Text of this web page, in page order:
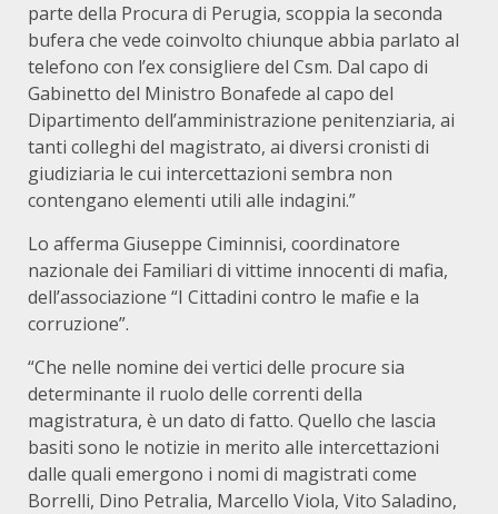
parte della Procura di Perugia, scoppia la seconda
bufera che vede coinvolto chiunque abbia parlato al
telefono con l’ex consigliere del Csm. Dal capo di
Gabinetto del Ministro Bonafede al capo del
Dipartimento dell’amministrazione penitenziaria, ai
tanti colleghi del magistrato, ai diversi cronisti di
giudiziaria le cui intercettazioni sembra non
contengano elementi utili alle indagini.”
Lo afferma Giuseppe Ciminnisi, coordinatore
nazionale dei Familiari di vittime innocenti di mafia,
dell’associazione “I Cittadini contro le mafie e la
corruzione”.
“Che nelle nomine dei vertici delle procure sia
determinante il ruolo delle correnti della
magistratura, è un dato di fatto. Quello che lascia
basiti sono le notizie in merito alle intercettazioni
dalle quali emergono i nomi di magistrati come
Borrelli, Dino Petralia, Marcello Viola, Vito Saladino,